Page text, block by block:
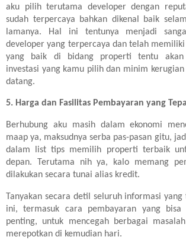
aku pilih terutama developer dengan
sudah terpercaya bahkan dikenal baik
lamanya. Hal ini tentunya menjadi
developer yang terpercaya dan telah
yang baik di bidang properti tentu akan
investasi yang kamu pilih dan minim
datang.
5. Harga dan Fasilitas Pembayaran yang
Berhubung aku masih dalam ekonomi
maap ya, maksudnya serba pas-pasan gitu,
dalam list tips memilih properti terbaik
depan. Terutama nih ya, kalo memang
dilakukan secara tunai alias kredit.
Tanyakan secara detil seluruh informasi
ini, termasuk cara pembayaran yang
penting, untuk mencegah berbagai
merepotkan di kemudian hari.